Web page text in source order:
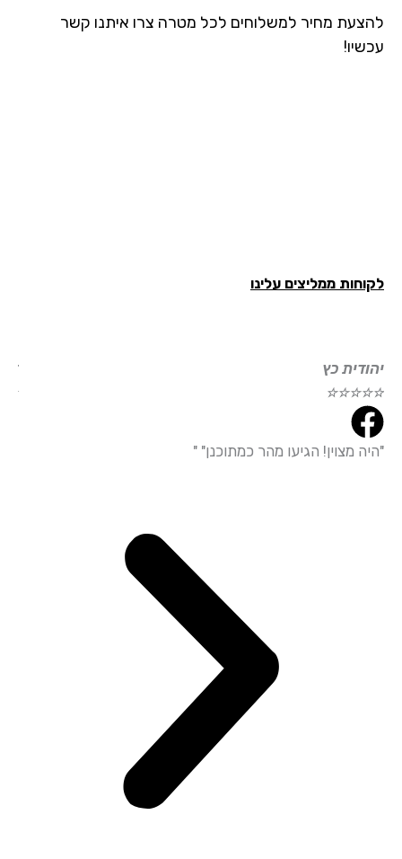
להצעת מחיר למשלוחים לכל מטרה צרו איתנו קשר
עכשיו!
לקוחות ממליצים עלינו
יהודית כץ
☆
☆
☆
☆
☆
"היה מצוין! הגיעו מהר כמתוכנן" "